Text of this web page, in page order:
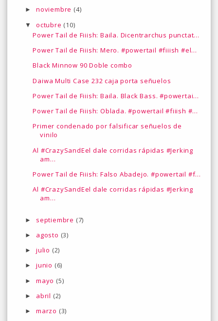
► noviembre (4)
▼ octubre (10)
Power Tail de Fiiish: Baila. Dicentrarchus punctat...
Power Tail de Fiiish: Mero. #powertail #fiiish #el...
Black Minnow 90 Doble combo
Daiwa Multi Case 232 caja porta señuelos
Power Tail de Fiiish: Baila. Black Bass. #powertai...
Power Tail de Fiiish: Oblada. #powertail #fiiish #...
Primer condenado por falsificar señuelos de
vinilo
Al #CrazySandEel dale corridas rápidas #Jerking
am...
Power Tail de Fiiish: Falso Abadejo. #powertail #f...
Al #CrazySandEel dale corridas rápidas #Jerking
am...
► septiembre (7)
► agosto (3)
► julio (2)
► junio (6)
► mayo (5)
► abril (2)
► marzo (3)